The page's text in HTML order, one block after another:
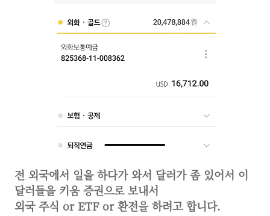
전 외국에서 일을 하다가 와서 달러가 좀 있어서 이
달러들을 키움 증권으로 보내서
외국 주식 or ETF or 환전을 하려고 합니다.